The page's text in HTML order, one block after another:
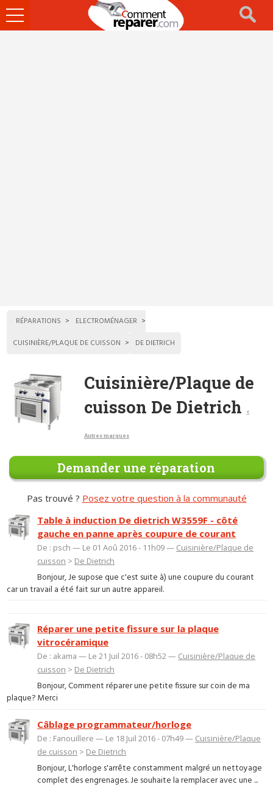
Ouvrir
le
RÉPARATIONS
ELECTROMÉNAGER
CUISINIÈRE/PLAQUE DE CUISSON
DE DIETRICH
Cuisinière/Plaque de
cuisson De Dietrich
<
Autres marques
Demander une réparation
Pas trouvé ? Posez votre question à la communauté
Table à induction De dietrich W3559F - côté
gauche en panne après coupure de courant
De : psch — Le 01 Aoû 2016 - 11h09 — Cuisinière/Plaque de
cuisson > De Dietrich
Bonjour, Je supose que c'est suite à) une coupure du courant
car un travail a été fait sur un autre appareil.
Réparer une petite fissure sur la plaque
vitrocéramique
De : akama — Le 21 Juil 2016 - 08h52 — Cuisinière/Plaque de
cuisson > De Dietrich
Bonjour, Comment réparer une petite fissure sur coin de ma
plaque? Merci
Câblage programmateur/horloge
De : Fanouillere — Le 18 Juil 2016 - 07h49 — Cuisinière/Plaque
de cuisson > De Dietrich
Bonjour, L'horloge s'arrête constamment malgré un nettoyage
complet des engrenages. Je souhaite la remplacer avec une ...